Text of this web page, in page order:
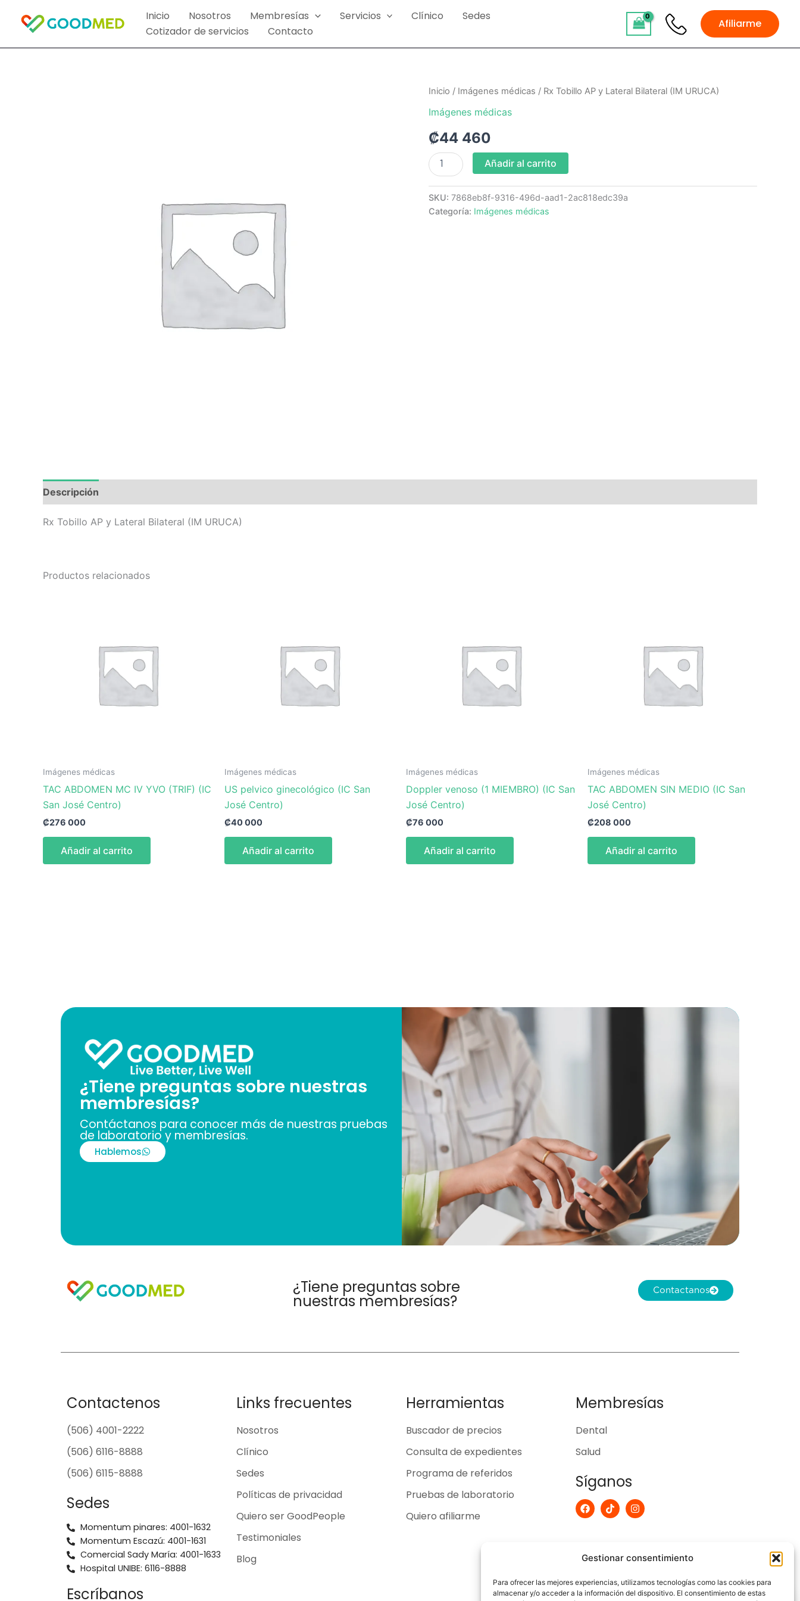
Gestionar consentimiento
Para ofrecer las mejores experiencias, utilizamos tecnologías como las cookies para
almacenar y/o acceder a la información del dispositivo. El consentimiento de estas
Inicio Nosotros Membresías Servicios Clínico
Sedes
Cotizador de servicios
Contacto
Afiliarme
Inicio / Imágenes médicas / Rx Tobillo AP y Lateral Bilateral (IM URUCA)
Imágenes médicas
₡44 460
Rx
AP
Lateral
(IM
URUCA)
cantidad
Añadir al carrito
SKU: 7868eb8f-9316-496d-aad1-2ac818edc39a
Categoría: Imágenes médicas
Descripción
Rx Tobillo AP y Lateral Bilateral (IM URUCA)
Productos relacionados
Imágenes médicas
TAC ABDOMEN MC IV YVO (TRIF) (IC
San José Centro)
₡276 000
Añadir al carrito
Imágenes médicas
US pelvico ginecológico (IC San
José Centro)
₡40 000
Añadir al carrito
Imágenes médicas
Doppler venoso (1 MIEMBRO) (IC San
José Centro)
₡76 000
Añadir al carrito
Imágenes médicas
TAC ABDOMEN SIN MEDIO (IC San
José Centro)
₡208 000
Añadir al carrito
¿Tiene preguntas sobre nuestras
membresías?
Contáctanos para conocer más de nuestras pruebas
de laboratorio y membresías.
Hablemos
¿Tiene preguntas sobre
nuestras membresías?
Contactanos
Contactenos
(506) 4001-2222
(506) 6116-8888
(506) 6115-8888
Sedes
Momentum pinares: 4001-1632
Momentum Escazú: 4001-1631
Comercial Sady María: 4001-1633
Hospital UNIBE: 6116-8888
Escríbanos
Links frecuentes
Nosotros
Clínico
Sedes
Políticas de privacidad
Quiero ser GoodPeople
Testimoniales
Blog
Herramientas
Buscador de precios
Consulta de expedientes
Programa de referidos
Pruebas de laboratorio
Quiero afiliarme
Membresías
Dental
Salud
Síganos
F
a
o
T
i
I
n
r
m